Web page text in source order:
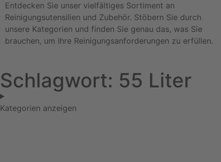
Entdecken Sie unser vielfältiges Sortiment an
Reinigungsutensilien und Zubehör. Stöbern Sie durch
unsere Kategorien und finden Sie genau das, was Sie
brauchen, um Ihre Reinigungsanforderungen zu erfüllen.
Schlagwort: 55 Liter
Kategorien anzeigen